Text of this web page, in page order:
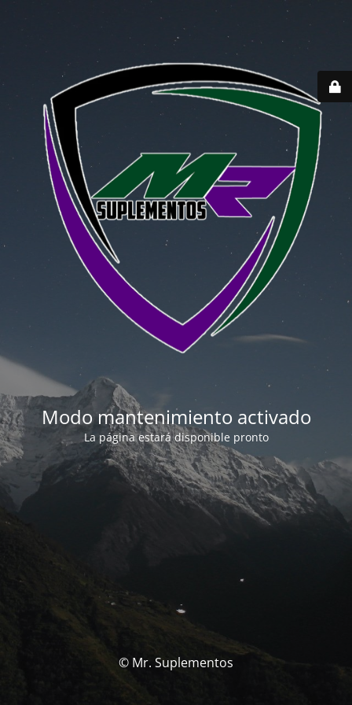
Modo mantenimiento activado
La página estará disponible pronto
© Mr. Suplementos